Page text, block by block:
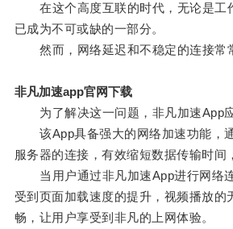
在这个高度互联的时代，无论是工
已成为不可或缺的一部分。
然而，网络延迟和不稳定的连接常
非凡加速app官网下载
为了解决这一问题，非凡加速App应
该App具备强大的网络加速功能，
服务器的连接，有效缩短数据传输时间
当用户通过非凡加速App进行网络
受到页面加载速度的提升，视频播放的
畅，让用户享受到非凡的上网体验。